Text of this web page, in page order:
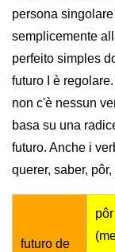
persona
semplicemente
perfeito simples
futuro I è
non c'è nessun
basa su una
futuro. Anche i
querer, saber,
futuro de
pôr